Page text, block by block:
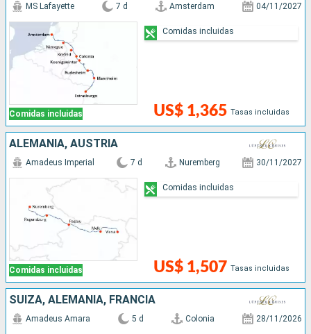
Comidas incluidas
MS Lafayette 7 d Amsterdam 04/11/2027
US$ 1,365 Tasas incluidas
Comidas incluidas
ALEMANIA, AUSTRIA
Comidas incluidas
Amadeus Imperial 7 d Nuremberg 30/11/2027
US$ 1,507 Tasas incluidas
Comidas incluidas
SUIZA, ALEMANIA, FRANCIA
Amadeus Amara 5 d Colonia 28/11/2026